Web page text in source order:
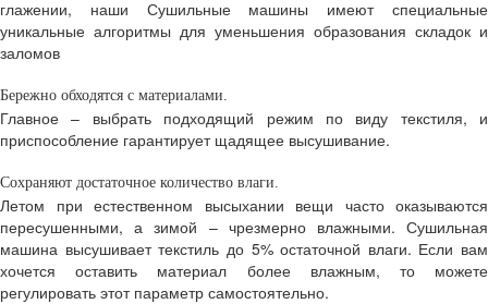
глажении, наши Сушильные машины имеют специальные
уникальные алгоритмы для уменьшения образования складок и
заломов
Бережно обходятся с материалами.
Главное – выбрать подходящий режим по виду текстиля, и
приспособление гарантирует щадящее высушивание.
Сохраняют достаточное количество влаги.
Летом при естественном высыхании вещи часто оказываются
пересушенными, а зимой – чрезмерно влажными. Сушильная
машина высушивает текстиль до 5% остаточной влаги. Если вам
хочется оставить материал более влажным, то можете
регулировать этот параметр самостоятельно.